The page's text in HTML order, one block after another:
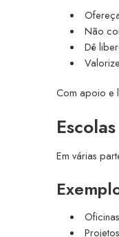
Não
Dê
Com apoio e
Em várias